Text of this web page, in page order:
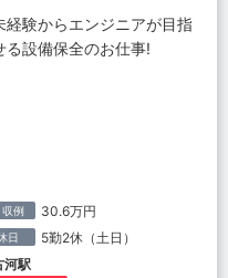
経験からエンジニアが目指
る設備保全のお仕事!
収例 30.6万円
日 5勤2休（土日）
河駅